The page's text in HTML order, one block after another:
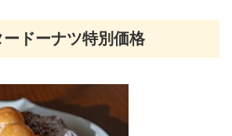
ドーナツ特別価格